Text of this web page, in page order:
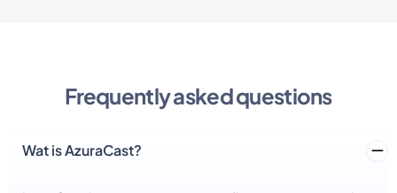
Frequently asked questions
Wat is AzuraCast?